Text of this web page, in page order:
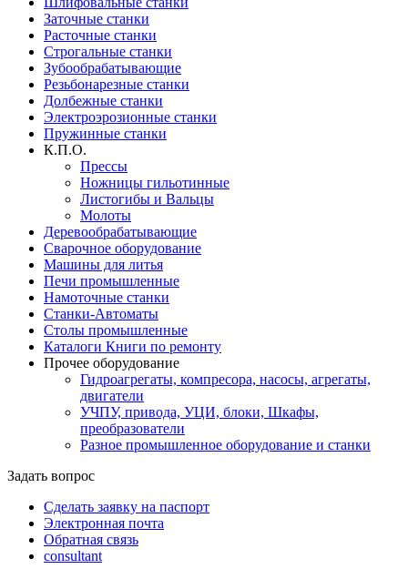
Заточные станки
Расточные станки
Строгальные станки
Зубообрабатывающие
Резьбонарезные станки
Долбежные станки
Электроэрозионные станки
Пружинные станки
К.П.О.
Прессы
Ножницы гильотинные
Листогибы и Вальцы
Молоты
Деревообрабатывающие
Сварочное оборудование
Машины для литья
Печи промышленные
Намоточные станки
Станки-Автоматы
Столы промышленные
Каталоги Книги по ремонту
Прочее оборудование
Гидроагрегаты, компресора, насосы, агрегаты,
двигатели
УЧПУ, привода, УЦИ, блоки, Шкафы,
преобразователи
Разное промышленное оборудование и станки
Задать вопрос
Сделать заявку на паспорт
Электронная почта
Обратная связь
consultant